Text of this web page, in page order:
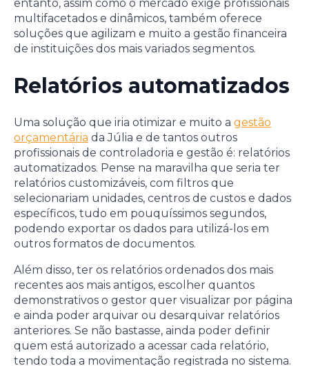
entanto, assim como o mercado exige profissionais
multifacetados e dinâmicos, também oferece
soluções que agilizam e muito a gestão financeira
de instituições dos mais variados segmentos.
Relatórios automatizados
Uma solução que iria otimizar e muito a gestão
orçamentária da Júlia e de tantos outros
profissionais de controladoria e gestão é: relatórios
automatizados. Pense na maravilha que seria ter
relatórios customizáveis, com filtros que
selecionariam unidades, centros de custos e dados
específicos, tudo em pouquíssimos segundos,
podendo exportar os dados para utilizá-los em
outros formatos de documentos.
Além disso, ter os relatórios ordenados dos mais
recentes aos mais antigos, escolher quantos
demonstrativos o gestor quer visualizar por página
e ainda poder arquivar ou desarquivar relatórios
anteriores. Se não bastasse, ainda poder definir
quem está autorizado a acessar cada relatório,
tendo toda a movimentação registrada no sistema.